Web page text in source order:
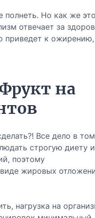
полнеть. Но как же это
отвечает за
приведет к
на
Все дело в
строгую диету и
поэтому
жировых
нагрузка на